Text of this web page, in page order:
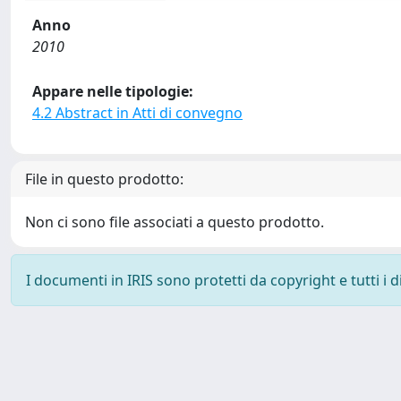
Anno
2010
Appare nelle tipologie:
4.2 Abstract in Atti di convegno
File in questo prodotto:
Non ci sono file associati a questo prodotto.
I documenti in IRIS sono protetti da copyright e tutti i